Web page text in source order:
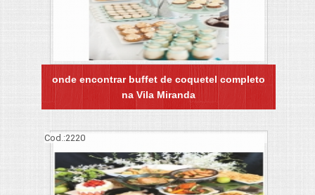
onde encontrar buffet de coquetel completo
na Vila Miranda
Cod.:2220